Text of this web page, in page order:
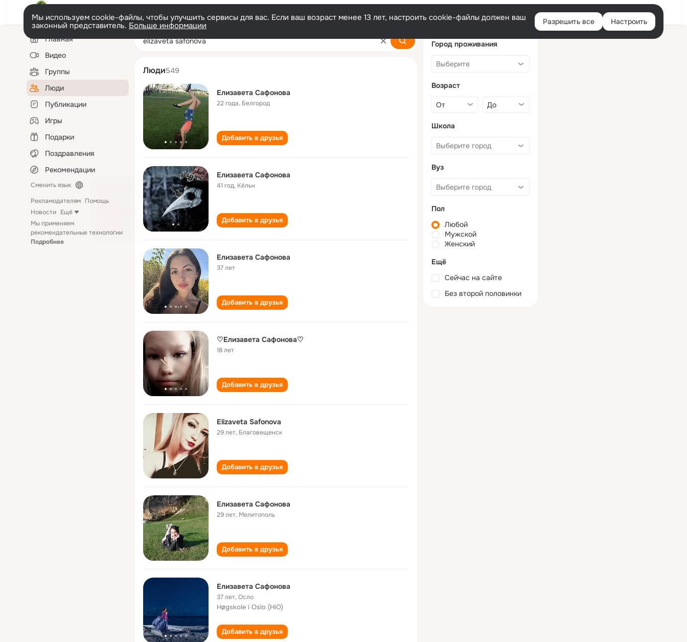
Войти
Мы используем cookie-файлы, чтобы улучшить сервисы для вас. Если ваш возраст менее 13 лет, настроить cookie-файлы должен ваш
законный представитель. Больше информации Разрешить все Настроить
Левая
колонкаГлавная
Видео
Группы
Люди
Публикации
Игры
Подарки
Поздравления
Рекомендации
Сменить язык
Рекламодателям Помощь
Новости Ещё
Мы применяем
рекомендательные технологии
Подробнее
elizaveta safonova
Люди549
Елизавета Сафонова
22 года, Белгород
Добавить в друзья
Елизавета Сафонова
41 год, Кёльн
Добавить в друзья
Елизавета Сафонова
37 лет
Добавить в друзья
♡Елизавета Сафонова♡
18 лет
Добавить в друзья
Elizaveta Safonova
29 лет, Благовещенск
Добавить в друзья
Елизавета Сафонова
29 лет, Мелитополь
Добавить в друзья
Елизавета Сафонова
37 лет,Осло
Høgskole i Oslo (HiO)
Добавить в друзья
Город проживания
Возраст
Школа
Вуз
Пол
Любой
Мужской
Женский
Ещё
Сейчас на сайте
Без второй половинки